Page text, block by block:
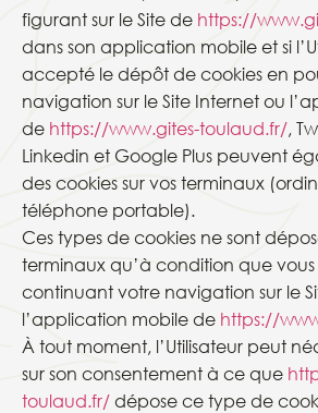
figurant sur le Site de https://
dans son application mobile et si
accepté le dépôt de cookies en
navigation sur le Site Internet ou
de https://www.gites-toulaud.fr/,
Linkedin et Google Plus peuvent
des cookies sur vos terminaux
téléphone portable).
Ces types de cookies ne sont
terminaux qu’à condition que vous
continuant votre navigation sur le
l’application mobile de https://
À tout moment, l’Utilisateur peut
sur son consentement à ce que
toulaud.fr/ dépose ce type de